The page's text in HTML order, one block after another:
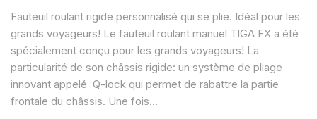
Fauteuil roulant rigide personnalisé qui se plie. Idéal pour les
grands voyageurs! Le fauteuil roulant manuel TIGA FX a été
spécialement conçu pour les grands voyageurs! La
particularité de son châssis rigide: un système de pliage
innovant appelé Q-lock qui permet de rabattre la partie
frontale du châssis. Une fois...